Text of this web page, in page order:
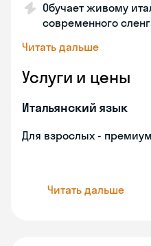
Обучает живому
современного
Читать дальше
Услуги и цены
Итальянский язык
Для взрослых - премиум
Читать дальше